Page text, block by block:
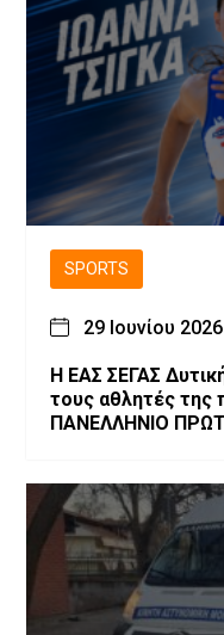
SPORTS
29 Ιουνίου 2026
Η ΕΑΣ ΣΕΓΑΣ
τους αθλητές της
ΠΑΝΕΛΛΗΝΙΟ